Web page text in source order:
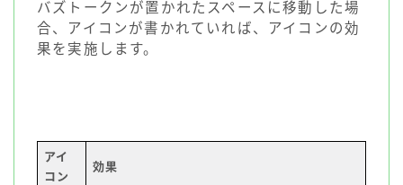
バズトークンが置かれたスペースに移動した場
合、アイコンが書かれていれば、アイコンの効
果を実施します。
アイ
コン
効果